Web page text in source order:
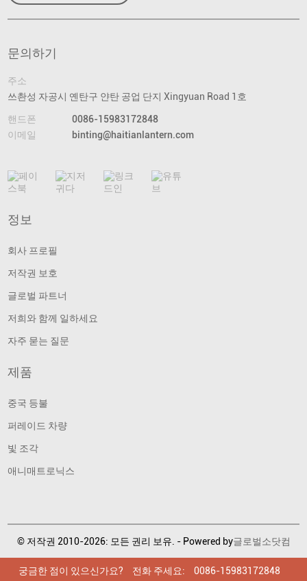
문의하기
주소
쓰촨성 자공시 옌탄구 얀탄 공업 단지 Xingyuan Road 1호
핸드폰
0086-15983172848
이메일
binting@haitianlantern.com
정보
회사 프로필
저작권 보호
글로벌 파트너
저희와 함께 일하세요
자주 묻는 질문
제품
중국 등불
퍼레이드 차량
빛 조각
애니매트로닉스
© 저작권 2010-2026: 모든 권리 보유. - Powered by글로벌소닷컴
궁금한 점이 있으신가요? 전화 주세요: 0086-15983172848
궁금한 점이 있으신가요? 전화 주세요: 0086-15983172848
궁금한 점이 있으신가요? 전화 주세요: 0086-15983172848